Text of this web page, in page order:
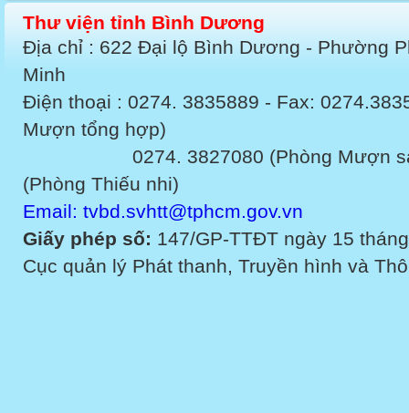
Thư viện tỉnh Bình Dương
Địa chỉ : 622 Đại lộ Bình Dương - Phường
Minh
Điện thoại : 0274. 3835889 - Fax:
Mượn tổng hợp)
0274. 3827080 (Phòng Mượn sách
(Phòng Thiếu nhi)
Email: tvbd.svhtt@tphcm.gov.vn
Giấy phép số: 147/GP-TTĐT ngày 15
Cục quản lý Phát thanh, Truyền hình và